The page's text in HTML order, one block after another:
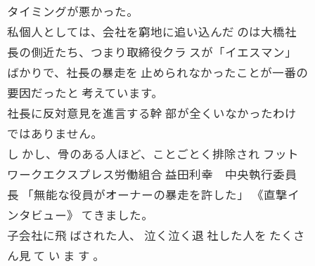
タイミングが悪かった。
私個人としては、会社を窮地に追い込んだ のは大橋社
長の側近たち、つまり取締役クラ スが「イエスマン」
ばかりで、社長の暴走を 止められなかったことが一番の
要因だったと 考えています。
社長に反対意見を進言する幹 部が全くいなかったわけ
ではありません。
し かし、骨のある人ほど、ことごとく排除され フット
ワークエクスプレス労働組合 益田利幸 中央執行委員
長 「無能な役員がオーナーの暴走を許した」 《直撃イ
ンタビュー》 てきました。
子会社に飛 ばされた人、 泣く泣く退 社した人を たくさ
ん見 て い ま す 。